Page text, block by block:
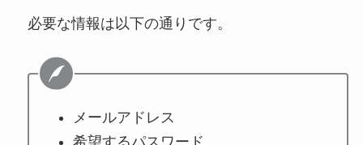
必要な情報は以下の通りです。
メールアドレス